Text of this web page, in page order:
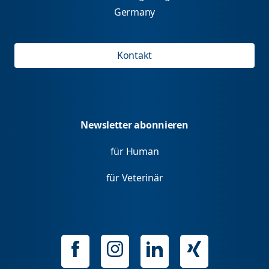
Germany
Kontakt
Newsletter abonnieren
für Human
für Veterinär